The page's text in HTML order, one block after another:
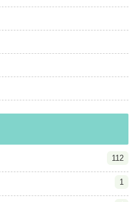
112
1